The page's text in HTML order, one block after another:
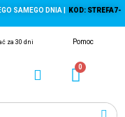
SAMEGO DNIA |
KOD: STREFA7-
za 30 dni Pomoc